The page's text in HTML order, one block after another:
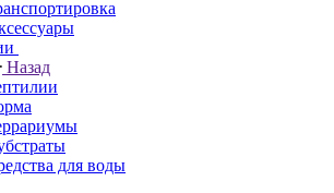
Назад
для воды